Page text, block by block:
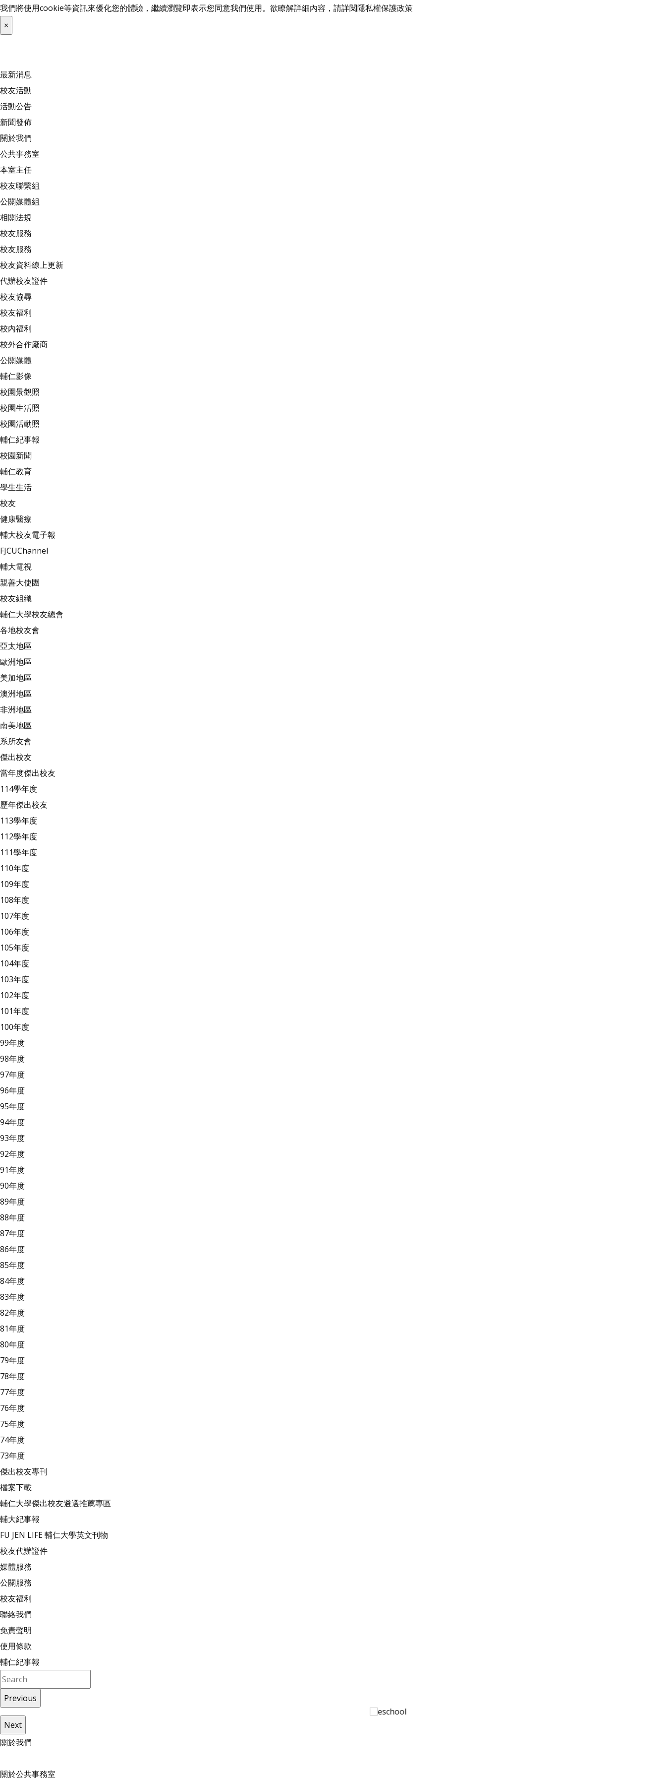
我們將使用cookie等資訊來優化您的體驗，繼續瀏覽即表示您同意我們使用。欲瞭解詳細內容，請詳閱隱私權保護政策
×
最新消息
校友活動
活動公告
新聞發佈
關於我們
公共事務室
本室主任
校友聯繫組
公關媒體組
相關法規
校友服務
校友服務
校友資料線上更新
代辦校友證件
校友協尋
校友福利
校內福利
校外合作廠商
公關媒體
輔仁影像
校園景觀照
校園生活照
校園活動照
輔仁紀事報
校園新聞
輔仁教育
學生生活
校友
健康醫療
輔大校友電子報
FJCUChannel
輔大電視
親善大使團
校友組織
輔仁大學校友總會
各地校友會
亞太地區
歐洲地區
美加地區
澳洲地區
非洲地區
南美地區
系所友會
傑出校友
當年度傑出校友
114學年度
歷年傑出校友
113學年度
112學年度
111學年度
110年度
109年度
108年度
107年度
106年度
105年度
104年度
103年度
102年度
101年度
100年度
99年度
98年度
97年度
96年度
95年度
94年度
93年度
92年度
91年度
90年度
89年度
88年度
87年度
86年度
85年度
84年度
83年度
82年度
81年度
80年度
79年度
78年度
77年度
76年度
75年度
74年度
73年度
傑出校友專刊
檔案下載
輔仁大學傑出校友遴選推薦專區
輔大紀事報
FU JEN LIFE 輔仁大學英文刊物
校友代辦證件
媒體服務
公關服務
校友福利
聯絡我們
免責聲明
使用條款
輔仁紀事報
Previous
Next
關於我們
關於公共事務室